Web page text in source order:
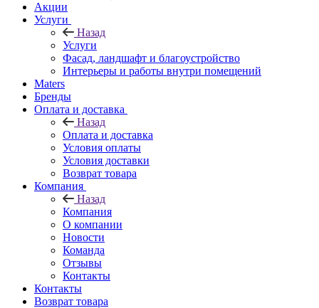
Акции
Услуги
Назад
Услуги
Фасад, ландшафт и благоустройство
Интерьеры и работы внутри помещений
Maters
Бренды
Оплата и доставка
Назад
Оплата и доставка
Условия оплаты
Условия доставки
Возврат товара
Компания
Назад
Компания
О компании
Новости
Команда
Отзывы
Контакты
Контакты
Возврат товара